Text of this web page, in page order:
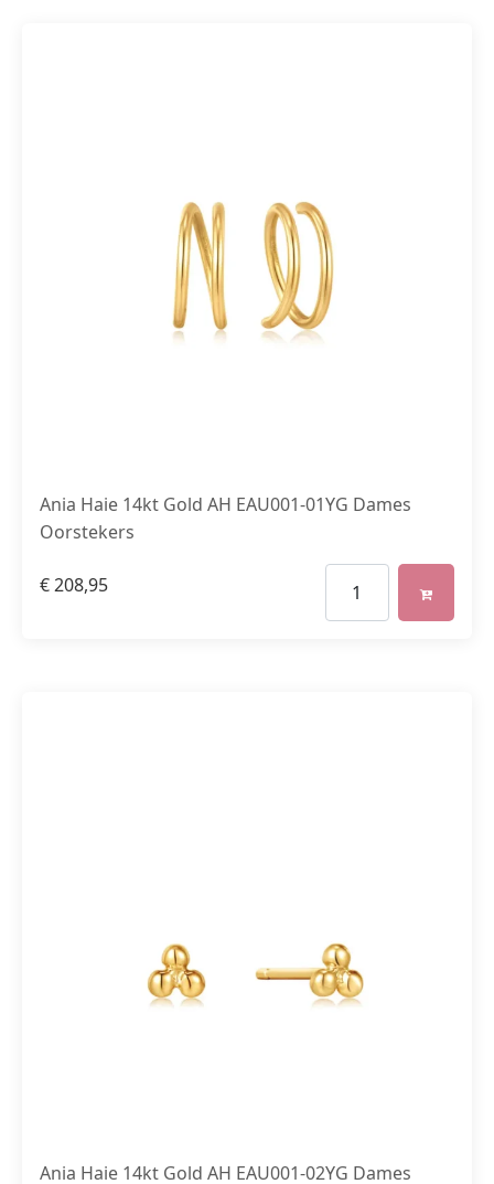
Ania Haie 14kt Gold AH EAU001-01YG Dames
Oorstekers
€208,95
Ania Haie 14kt Gold AH EAU001-02YG Dames